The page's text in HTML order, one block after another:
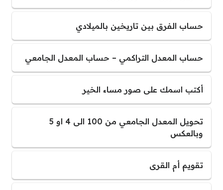
حساب الفرق بين تاريخين بالميلادي
حساب المعدل التراكمي – حساب المعدل الجامعي
أكتب اسمك على صور مساء الخير
تحويل المعدل الجامعي من 100 الى 4 او 5
وبالعكس
تقويم أم القرى